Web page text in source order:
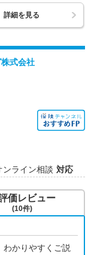
詳細を見る
式会社
ンライン相談 対応
かりやすくご説
価レビュー
(10件)